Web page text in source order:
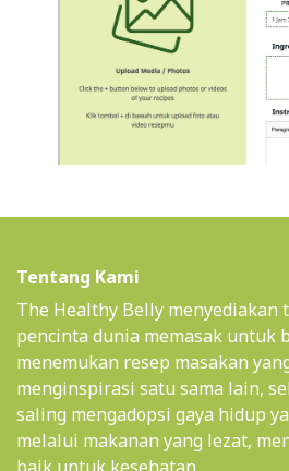
Tentang Kami
The Healthy Belly menyediakan
pencinta dunia memasak untuk
menemukan resep masakan
menginspirasi satu sama lain,
saling mengadopsi gaya hidup
melalui makanan yang lezat,